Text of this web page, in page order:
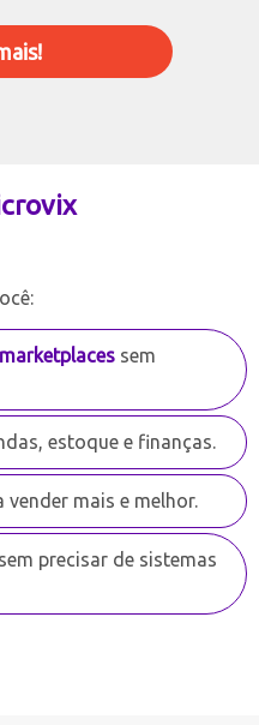
sem
estoque e finanças.
vender mais e melhor.
precisar de sistemas